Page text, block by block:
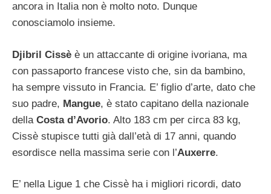
ancora in Italia non è molto noto. Dunque
conosciamolo insieme.
Djibril Cissè è un attaccante di origine ivoriana, ma
con passaporto francese visto che, sin da bambino,
ha sempre vissuto in Francia. E’ figlio d’arte, dato che
suo padre, Mangue, è stato capitano della nazionale
della Costa d’Avorio. Alto 183 cm per circa 83 kg,
Cissè stupisce tutti già dall’età di 17 anni, quando
esordisce nella massima serie con l’Auxerre.
E’ nella Ligue 1 che Cissè ha i migliori ricordi, dato